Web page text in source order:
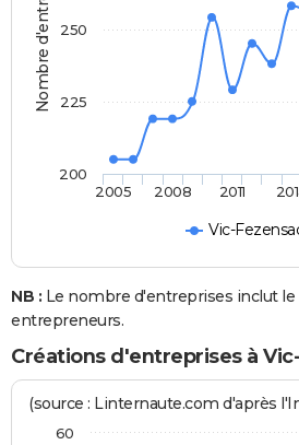
Vic-
2005 2008 2011
200
225
250
NB : Le nombre d'entreprises inclut
entrepreneurs.
Créations d'entreprises à
(source : Linternaute.com d'après
60